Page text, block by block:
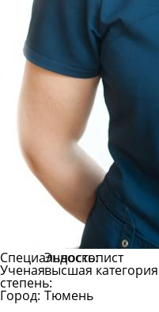
Специальность:
Эндоскопист
Ученая
степень:
высшая категория
Город: Тюмень